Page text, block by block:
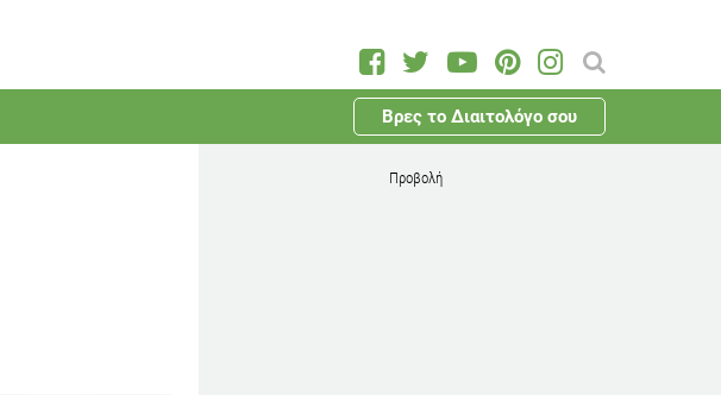
Βρες το Διαιτολόγο σου
Προβολή